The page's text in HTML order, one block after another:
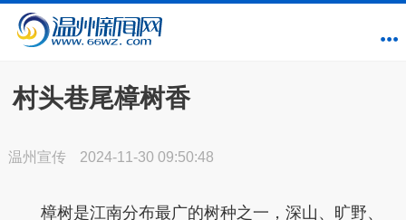
村头巷尾樟树香
温州宣传 2024-11-30 09:50:48
樟树是江南分布最广的树种之一，深山、旷野、